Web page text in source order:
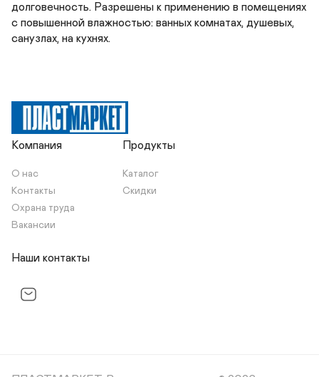
долговечность. Разрешены к применению в помещениях
с повышенной влажностью: ванных комнатах, душевых,
санузлах, на кухнях.
Компания
О нас
Контакты
Охрана труда
Вакансии
Продукты
Каталог
Скидки
Наши контакты